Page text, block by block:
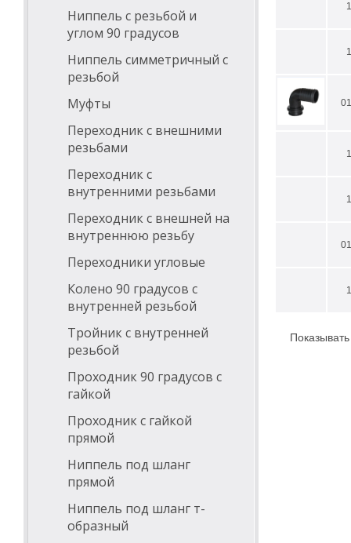
Ниппель с резьбой и
углом 90 градусов
Ниппель симметричный с
резьбой
Муфты
Переходник с внешними
резьбами
Переходник с
внутренними резьбами
Переходник с внешней на
внутреннюю резьбу
Переходники угловые
Колено 90 градусов с
внутренней резьбой
Тройник с внутренней
резьбой
Проходник 90 градусов с
гайкой
Проходник с гайкой
прямой
Ниппель под шланг
прямой
Ниппель под шланг т-
образный